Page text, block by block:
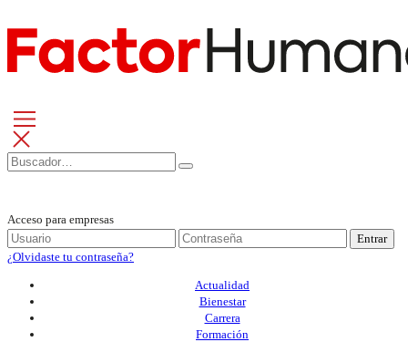
Acceso para empresas
Entrar
¿Olvidaste tu contraseña?
Actualidad
Bienestar
Carrera
Formación